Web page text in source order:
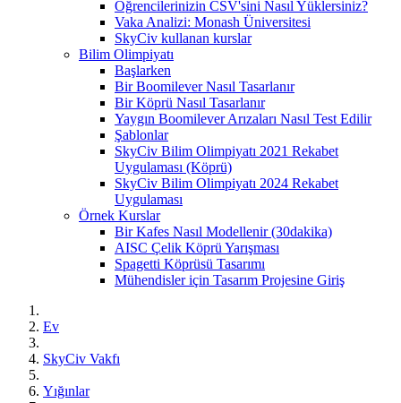
Öğrencilerinizin CSV'sini Nasıl Yüklersiniz?
Vaka Analizi: Monash Üniversitesi
SkyCiv kullanan kurslar
Bilim Olimpiyatı
Başlarken
Bir Boomilever Nasıl Tasarlanır
Bir Köprü Nasıl Tasarlanır
Yaygın Boomilever Arızaları Nasıl Test Edilir
Şablonlar
SkyCiv Bilim Olimpiyatı 2021 Rekabet
Uygulaması (Köprü)
SkyCiv Bilim Olimpiyatı 2024 Rekabet
Uygulaması
Örnek Kurslar
Bir Kafes Nasıl Modellenir (30dakika)
AISC Çelik Köprü Yarışması
Spagetti Köprüsü Tasarımı
Mühendisler için Tasarım Projesine Giriş
Ev
SkyCiv Vakfı
Yığınlar